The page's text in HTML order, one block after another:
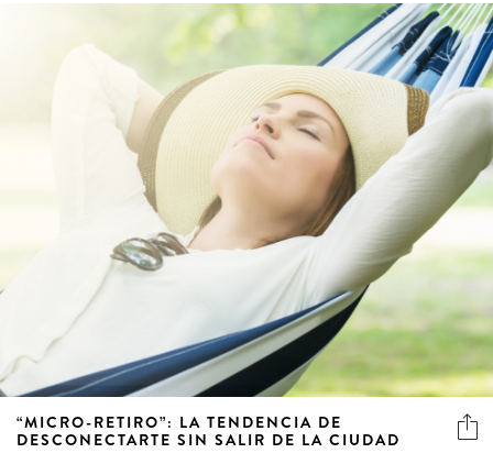
“MICRO-RETIRO”: LA TENDENCIA DE
DESCONECTARTE SIN SALIR DE LA CIUDAD